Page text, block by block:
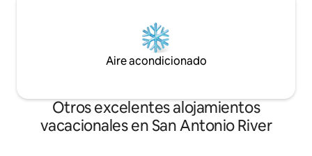
Aire acondicionado
Otros excelentes alojamientos
vacacionales en San Antonio River